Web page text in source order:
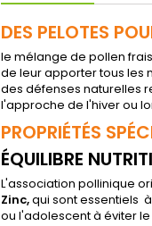
DES PELOTES
le mélange de pollen
de leur apporter tous les
des défenses naturelles
l'approche de l'hiver ou
PROPRIÉTÉS
ÉQUILIBRE
L'association pollinique
Zinc,qui sont essentiels
ou l'adolescent à éviter